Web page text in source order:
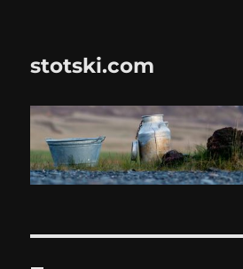
stotski.com